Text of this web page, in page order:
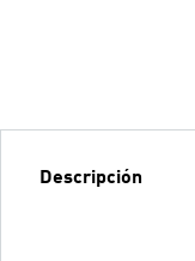
Descripción